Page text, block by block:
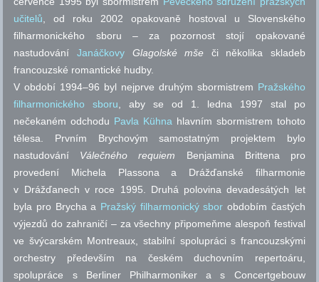
učitelů, od roku 2002 opakovaně hostoval u Slovenského
filharmonického sboru – za pozornost stojí opakované
nastudování Janáčkovy Glagolské mše či několika skladeb
francouzské romantické hudby.
V období 1994–96 byl nejprve druhým sbormistrem Pražského
filharmonického sboru, aby se od 1. ledna 1997 stal po
nečekaném odchodu Pavla Kühna hlavním sbormistrem tohoto
tělesa. Prvním Brychovým samostatným projektem bylo
nastudování Válečného requiem Benjamina Brittena pro
provedení Michela Plassona a Drážďanské filharmonie
v Drážďanech v roce 1995. Druhá polovina devadesátých let
byla pro Brycha a Pražský filharmonický sbor obdobím častých
výjezdů do zahraničí – za všechny připomeňme alespoň festival
ve švýcarském Montreaux, stabilní spolupráci s francouzskými
orchestry především na českém duchovním repertoáru,
spolupráce s Berliner Philharmoniker a s Concertgebouw